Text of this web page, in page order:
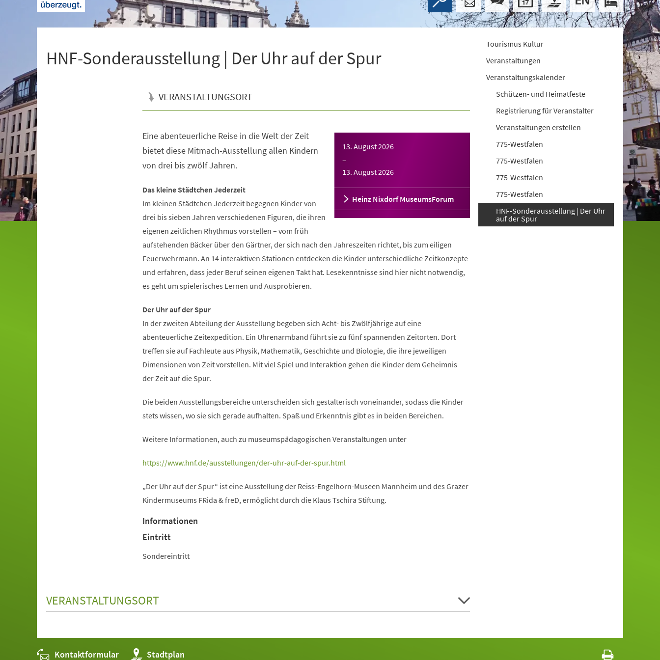
HNF-Sonderausstellung | Der Uhr auf der Spur
VERANSTALTUNGSORT
13. August 2026
–
13. August 2026
Heinz Nixdorf MuseumsForum
Eine abenteuerliche Reise in die Welt der Zeit
bietet diese Mitmach-Ausstellung allen Kindern
von drei bis zwölf Jahren.
Das kleine Städtchen Jederzeit
Im kleinen Städtchen Jederzeit begegnen Kinder von
drei bis sieben Jahren verschiedenen Figuren, die ihren
eigenen zeitlichen Rhythmus vorstellen – vom früh
aufstehenden Bäcker über den Gärtner, der sich nach den Jahreszeiten richtet, bis zum eiligen
Feuerwehrmann. An 14 interaktiven Stationen entdecken die Kinder unterschiedliche Zeitkonzepte
und erfahren, dass jeder Beruf seinen eigenen Takt hat. Lesekenntnisse sind hier nicht notwendig,
es geht um spielerisches Lernen und Ausprobieren.
Der Uhr auf der Spur
In der zweiten Abteilung der Ausstellung begeben sich Acht- bis Zwölfjährige auf eine
abenteuerliche Zeitexpedition. Ein Uhrenarmband führt sie zu fünf spannenden Zeitorten. Dort
treffen sie auf Fachleute aus Physik, Mathematik, Geschichte und Biologie, die ihre jeweiligen
Dimensionen von Zeit vorstellen. Mit viel Spiel und Interaktion gehen die Kinder dem Geheimnis
der Zeit auf die Spur.
Die beiden Ausstellungsbereiche unterscheiden sich gestalterisch voneinander, sodass die Kinder
stets wissen, wo sie sich gerade aufhalten. Spaß und Erkenntnis gibt es in beiden Bereichen.
Weitere Informationen, auch zu museumspädagogischen Veranstaltungen unter
https://www.hnf.de/ausstellungen/der-uhr-auf-der-spur.html
„Der Uhr auf der Spur“ ist eine Ausstellung der Reiss-Engelhorn-Museen Mannheim und des Grazer
Kindermuseums FRida & freD, ermöglicht durch die Klaus Tschira Stiftung.
Informationen
Eintritt
Sondereintritt
VERANSTALTUNGSORT
Tourismus Kultur
Veranstaltungen
Veranstaltungskalender
Schützen- und Heimatfeste
Registrierung für Veranstalter
Veranstaltungen erstellen
775-Westfalen
775-Westfalen
775-Westfalen
775-Westfalen
HNF-Sonderausstellung | Der Uhr
auf der Spur
Kontaktformular Stadtplan
(Öffnet